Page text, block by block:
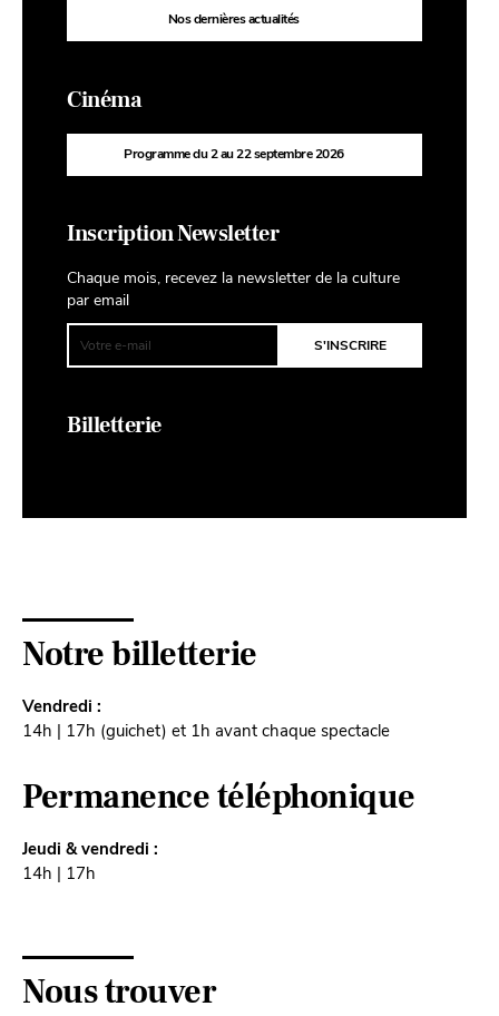
Nos dernières actualités
Cinéma
Programme du 2 au 22 septembre 2026
Inscription Newsletter
Chaque mois, recevez la newsletter de la culture
par email
Billetterie
Notre billetterie
Vendredi :
14h | 17h (guichet) et 1h avant chaque spectacle
Permanence téléphonique
Jeudi & vendredi :
14h | 17h
Nous trouver